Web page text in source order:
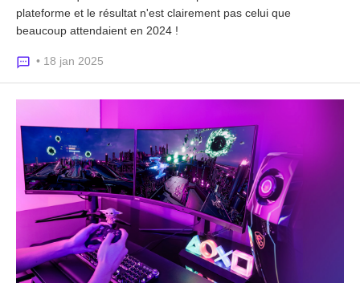
plateforme et le résultat n'est clairement pas celui que
beaucoup attendaient en 2024 !
• 18 jan 2025